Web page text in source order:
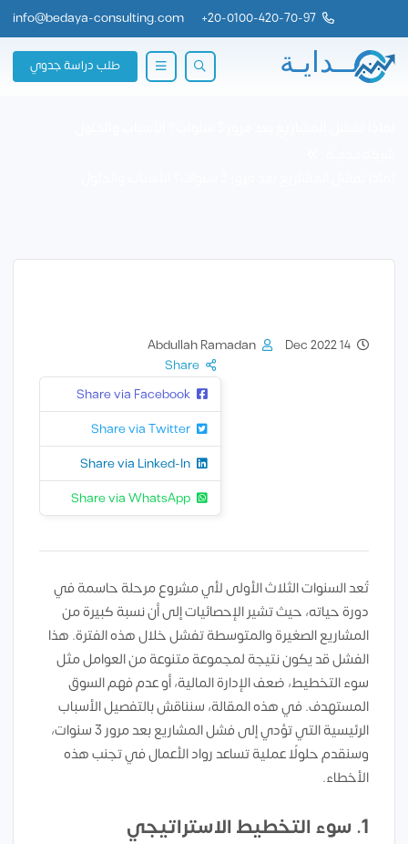
20-0100-420-70-97
+
info@bedaya-consulting.com
طلب دراسة جدوي
14 Dec 2022
Abdullah Ramadan
Share
Share via Facebook
Share via Twitter
Share via Linked-In
Share via WhatsApp
تُعد السنوات الثلاث الأولى لأي مشروع مرحلة حاسمة في
دورة حياته، حيث تشير الإحصائيات إلى أن نسبة كبيرة من
المشاريع الصغيرة والمتوسطة تفشل خلال هذه الفترة. هذا
الفشل قد يكون نتيجة لمجموعة متنوعة من العوامل مثل
سوء التخطيط، ضعف الإدارة المالية، أو عدم فهم السوق
المستهدف. في هذه المقالة، سنناقش بالتفصيل الأسباب
الرئيسية التي تؤدي إلى فشل المشاريع بعد مرور 3 سنوات،
وسنقدم حلولًا عملية تساعد رواد الأعمال في تجنب هذه
الأخطاء.
1. سوء التخطيط الاستراتيجي